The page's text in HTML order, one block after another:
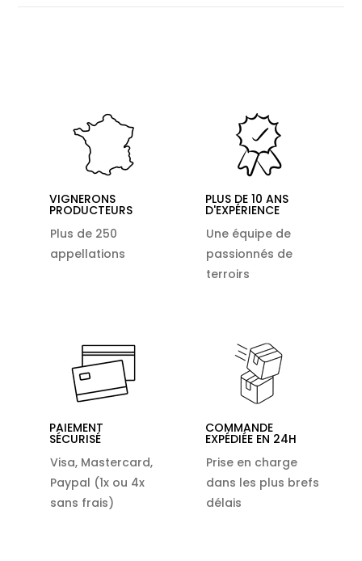
VIGNERONS
PRODUCTEURS
Plus de 250
appellations
PLUS DE 10 ANS
D'EXPÉRIENCE
Une équipe de
passionnés de
terroirs
PAIEMENT
SÉCURISÉ
Visa, Mastercard,
Paypal (1x ou 4x
sans frais)
COMMANDE
EXPÉDIÉE EN 24H
Prise en charge
dans les plus brefs
délais